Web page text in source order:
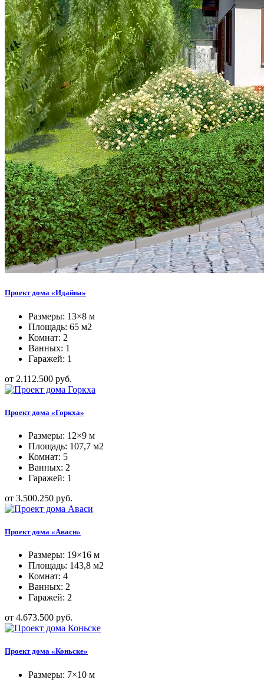
Проект дома «Идайна»
Размеры: 13×8 м
Площадь: 65 м2
Комнат: 2
Ванных: 1
Гаражей: 1
от 2.112.500 руб.
Проект дома «Горкха»
Размеры: 12×9 м
Площадь: 107,7 м2
Комнат: 5
Ванных: 2
Гаражей: 1
от 3.500.250 руб.
Проект дома «Аваси»
Размеры: 19×16 м
Площадь: 143,8 м2
Комнат: 4
Ванных: 2
Гаражей: 2
от 4.673.500 руб.
Проект дома «Коньске»
Размеры: 7×10 м